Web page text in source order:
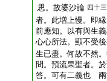
思。故婆沙論 四十三
者。此増上慢。即
前應知。以有與生
心心所法。顯不受
生已盡。何故不然
問。預流果聖者。
答。可有二義也 兩